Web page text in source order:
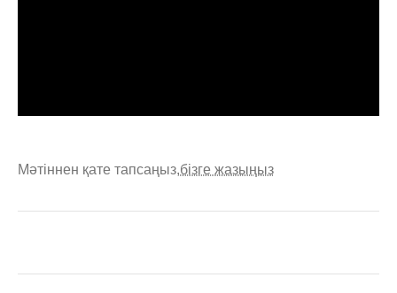
Мәтіннен қате тапсаңыз,бізге жазыңыз